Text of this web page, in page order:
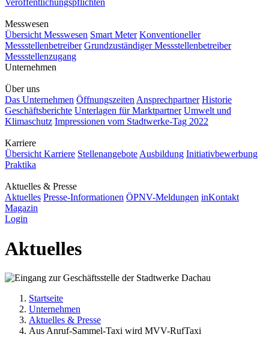
Veröffentlichungspflichten
Messwesen
Übersicht Messwesen Smart Meter Konventioneller
Messstellenbetreiber Grundzuständiger Messstellenbetreiber
Messstellenzugang
Unternehmen
Über uns
Das Unternehmen Öffnungszeiten Ansprechpartner Historie
Geschäftsberichte Unterlagen für Marktpartner Umwelt und
Klimaschutz Impressionen vom Stadtwerke-Tag 2022
Karriere
Übersicht Karriere Stellenangebote Ausbildung Initiativbewerbung
Praktika
Aktuelles & Presse
Aktuelles Presse-Informationen ÖPNV-Meldungen inKontakt
Magazin
Login
Aktuelles
Startseite
Unternehmen
Aktuelles & Presse
Aus Anruf-Sammel-Taxi wird MVV-RufTaxi